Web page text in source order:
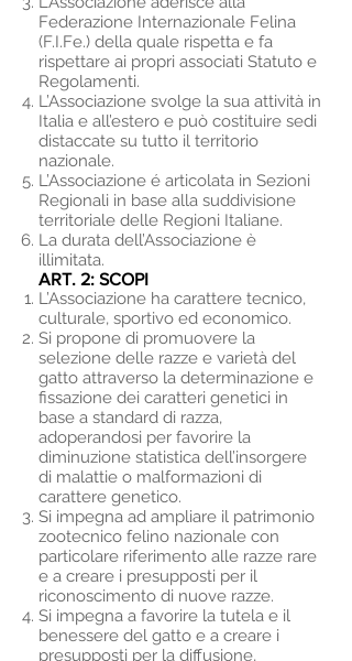
Federazione Internazionale Felina
(F.I.Fe.) della quale rispetta e fa
rispettare ai propri associati Statuto e
Regolamenti.
L’Associazione svolge la sua attività in
Italia e all’estero e può costituire sedi
distaccate su tutto il territorio
nazionale.
L’Associazione é articolata in Sezioni
Regionali in base alla suddivisione
territoriale delle Regioni Italiane.
La durata dell’Associazione è
illimitata.
ART. 2: SCOPI
L’Associazione ha carattere tecnico,
culturale, sportivo ed economico.
Si propone di promuovere la
selezione delle razze e varietà del
gatto attraverso la determinazione e
fissazione dei caratteri genetici in
base a standard di razza,
adoperandosi per favorire la
diminuzione statistica dell’insorgere
di malattie o malformazioni di
carattere genetico.
Si impegna ad ampliare il patrimonio
zootecnico felino nazionale con
particolare riferimento alle razze rare
e a creare i presupposti per il
riconoscimento di nuove razze.
Si impegna a favorire la tutela e il
benessere del gatto e a creare i
presupposti per la diffusione,